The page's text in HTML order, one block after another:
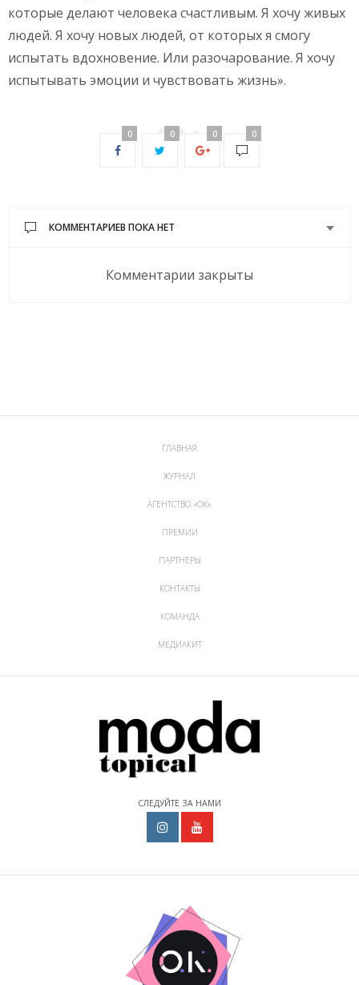
которые делают человека счастливым. Я хочу живых
людей. Я хочу новых людей, от которых я смогу
испытать вдохновение. Или разочарование. Я хочу
испытывать эмоции и чувствовать жизнь».
0 0 0 0
КОММЕНТАРИЕВ ПОКА НЕТ
Комментарии закрыты
ГЛАВНАЯ
ЖУРНАЛ
АГЕНТСТВО «ОК»
ПРЕМИИ
ПАРТНЕРЫ
КОНТАКТЫ
КОМАНДА
МЕДИАКИТ
СЛЕДУЙТЕ ЗА НАМИ